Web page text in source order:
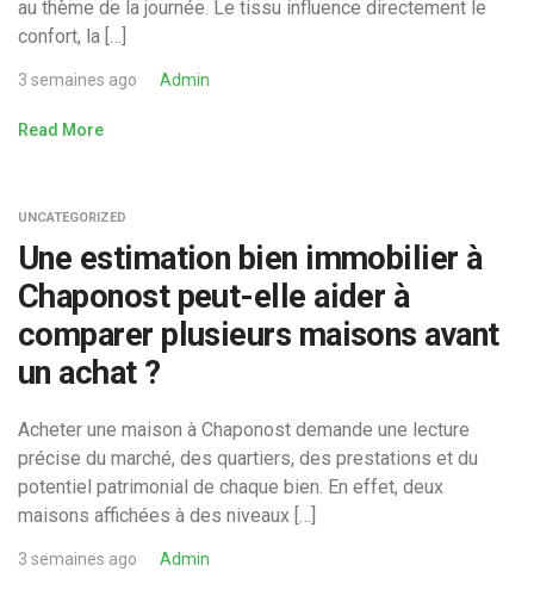
au thème de la journée. Le tissu influence directement le
confort, la […]
3 semaines ago Admin
Read More
UNCATEGORIZED
Une estimation bien immobilier à
Chaponost peut-elle aider à
comparer plusieurs maisons avant
un achat ?
Acheter une maison à Chaponost demande une lecture
précise du marché, des quartiers, des prestations et du
potentiel patrimonial de chaque bien. En effet, deux
maisons affichées à des niveaux […]
3 semaines ago Admin